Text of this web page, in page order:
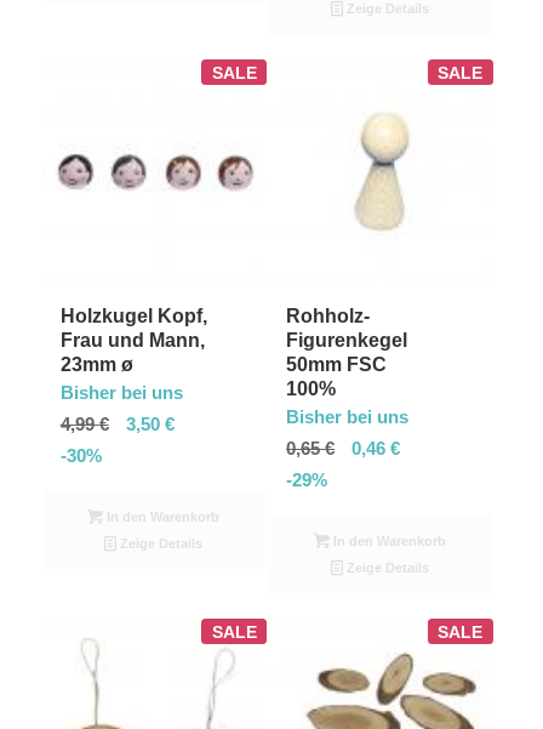
Zeige Details
SALE
Holzkugel Kopf,
Frau und Mann,
23mm ø
Bisher bei uns
4,99€ 3,50 €
-30%
In den Warenkorb
Zeige Details
SALE
Rohholz-
Figurenkegel
50mm FSC
100%
Bisher bei uns
0,65€ 0,46€
-29%
In den Warenkorb
Zeige Details
SALE SALE